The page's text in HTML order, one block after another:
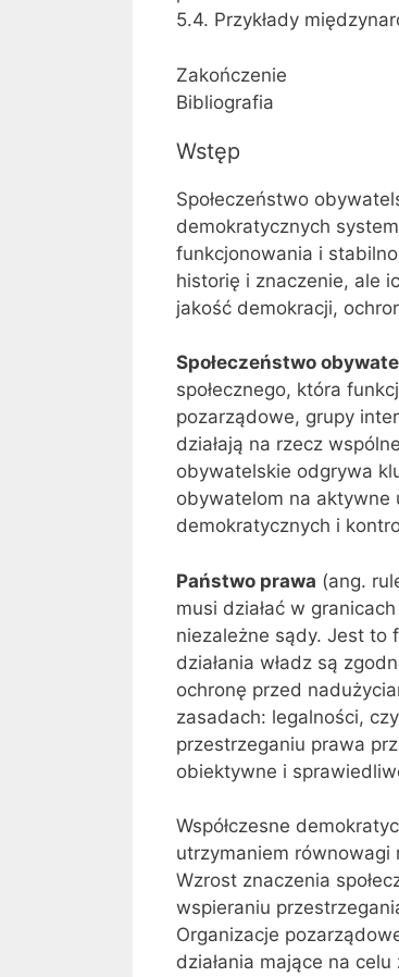
5.4. Przykłady
Zakończenie
Bibliografia
Wstęp
Społeczeństwo
demokratycznych
funkcjonowania i
historię i znaczenie, ale
jakość demokracji,
Społeczeństwo
społecznego, która
pozarządowe, grupy
działają na rzecz
obywatelskie odgrywa
obywatelom na aktywne
demokratycznych i
Państwo prawa (ang.
musi działać w
niezależne sądy. Jest to
działania władz są
ochronę przed
zasadach: legalności,
przestrzeganiu prawa
obiektywne i
Współczesne
utrzymaniem równowagi
Wzrost znaczenia
wspieraniu
Organizacje
działania mające na